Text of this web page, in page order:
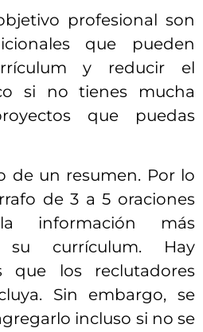
profesional son
que pueden
y reducir el
si no tienes mucha
que puedas
de un resumen. Por lo
de 3 a 5 oraciones
información más
currículum. Hay
que los reclutadores
Sin embargo, se
incluso si no se